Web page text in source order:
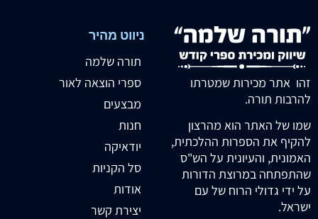
זהו אתר מכירות שמטרתו
להרבות תורה.
שמו של האתר הוא מהרצון
להקיף את הספרות ההלכתית,
האמונית, והעיונית על הש"ס
שהתפתחה במרוצת הדורות
על ידי גדולי הרוח של עם
ישראל.
ניווט מהיר
תורה שלמה
ספרי הוצאה לאור
מבצעים
חנות
יודאיקה
סל הקניות
אודות
יצירת קשר